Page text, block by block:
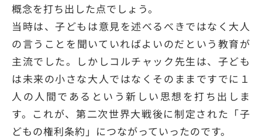
概念を打ち出した点でしょう。
当時は、子どもは意見を述べるべきではなく大人
の言うことを聞いていればよいのだという教育が
主流でした。しかしコルチャック先生は、子ども
は未来の小さな大人ではなくそのままですでに１
人の人間であるという新しい思想を打ち出しま
す。これが、第二次世界大戦後に制定された「子
どもの権利条約」につながっていったのです。